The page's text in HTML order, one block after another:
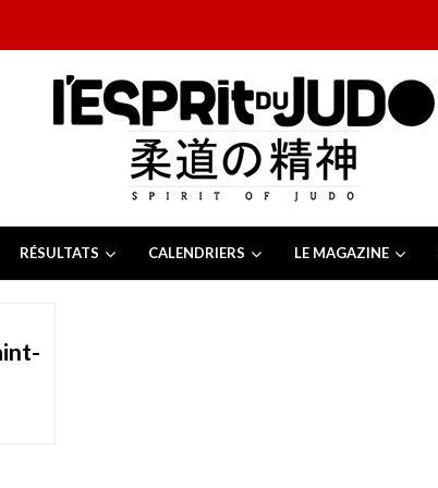
RÉSULTATS CALENDRIERS LE MAGAZINE
2026
13 juillet 2026
2026